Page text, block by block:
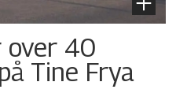
over 40
Tine Frya